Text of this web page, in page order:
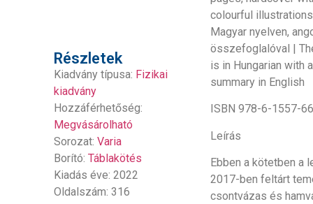
Részletek
Kiadvány típusa: Fizikai
kiadvány
Hozzáférhetőség:
Megvásárolható
Sorozat:Varia
Borító:Táblakötés
Kiadás éve: 2022
Oldalszám: 316
colourful illustrations
Magyar nyelven,
összefoglalóval |
is in Hungarian with a
summary in English
ISBN 978-6-1557-
Leírás
Ebben a kötetben a
2017-ben feltárt
csontvázas és